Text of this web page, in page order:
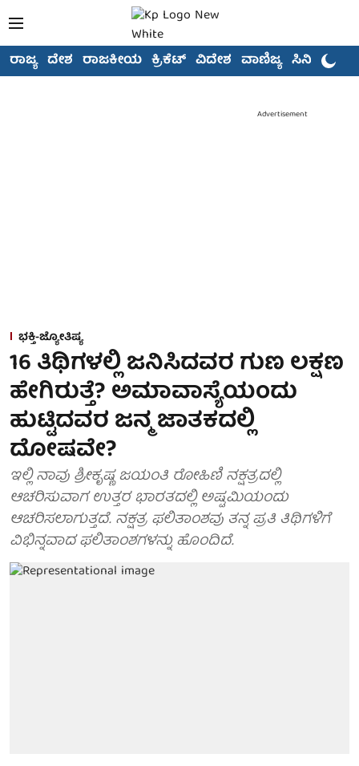
ರಾಜ್ಯ ದೇಶ ರಾಜಕೀಯ ಕ್ರಿಕೆಟ್ ವಿದೇಶ ವಾಣಿಜ್ಯ ಸಿನಿಮಾ
Advertisement
ಭಕ್ತಿ-ಜ್ಯೋತಿಷ್ಯ
16 ತಿಥಿಗಳಲ್ಲಿ ಜನಿಸಿದವರ ಗುಣ ಲಕ್ಷಣ
ಹೇಗಿರುತ್ತೆ? ಅಮಾವಾಸ್ಯೆಯಂದು
ಹುಟ್ಟಿದವರ ಜನ್ಮ ಜಾತಕದಲ್ಲಿ
ದೋಷವೇ?
ಇಲ್ಲಿ ನಾವು ಶ್ರೀಕೃಷ್ಣ ಜಯಂತಿ ರೋಹಿಣಿ ನಕ್ಷತ್ರದಲ್ಲಿ
ಆಚರಿಸುವಾಗ‍‍ ಉತ್ತರ ಭಾರತದಲ್ಲಿ ಅಷ್ಟಮಿಯಂದು
ಆಚರಿಸಲಾಗುತ್ತದೆ. ನಕ್ಷತ್ರ ಫಲಿತಾಂಶವು ತನ್ನ ಪ್ರತಿ ತಿಥಿಗಳಿಗೆ
ವಿಭಿನ್ನವಾದ ಫಲಿತಾಂಶಗಳನ್ನು ಹೊಂದಿದೆ.